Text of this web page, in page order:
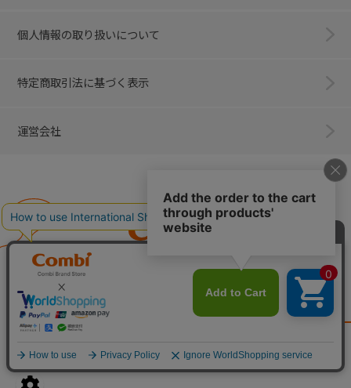
個人情報の取り扱いについて
特定商取引法に基づく表示
運営会社
子育てに、イノベーションを。
ベビー用品のコンビ株式会社
All Right Reserved. Copyright © Combi Corporation.